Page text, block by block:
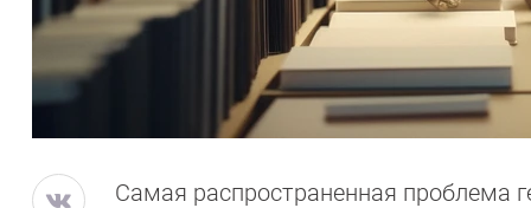
Самая распространенная проблема